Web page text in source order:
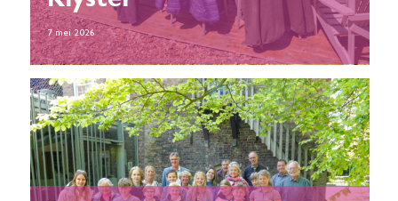
7 mei 2026